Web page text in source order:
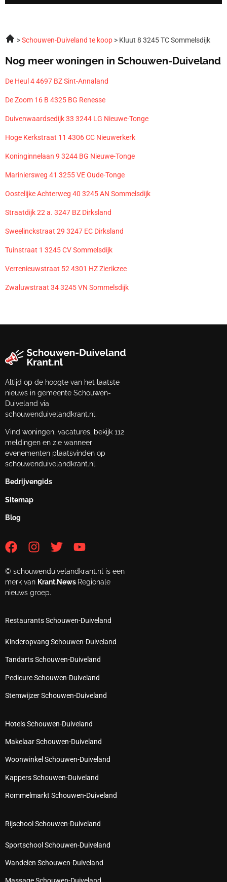
Schouwen-Duiveland te koop Kluut 8 3245 TC Sommelsdijk
Nog meer woningen in Schouwen-Duiveland
De Heul 4 4697 BZ Sint-Annaland
De Zoom 16 B 4325 BG Renesse
Duivenwaardsedijk 33 3244 LG Nieuwe-Tonge
Hoge Kerkstraat 11 4306 CC Nieuwerkerk
Koninginnelaan 9 3244 BG Nieuwe-Tonge
Mariniersweg 41 3255 VE Oude-Tonge
Oostelijke Achterweg 40 3245 AN Sommelsdijk
Straatdijk 22 a. 3247 BZ Dirksland
Sweelinckstraat 29 3247 EC Dirksland
Tuinstraat 1 3245 CV Sommelsdijk
Verrenieuwstraat 52 4301 HZ Zierikzee
Zwaluwstraat 34 3245 VN Sommelsdijk
Altijd op de hoogte van het laatste
nieuws in gemeente Schouwen-
Duiveland via
schouwenduivelandkrant.nl.
Vind woningen, vacatures, bekijk 112
meldingen en zie wanneer
evenementen plaatsvinden op
schouwenduivelandkrant.nl.
Bedrijvengids
Sitemap
Blog
© schouwenduivelandkrant.nl is een
merk van Krant.News Regionale
nieuws groep.
Restaurants Schouwen-Duiveland
Kinderopvang Schouwen-Duiveland
Tandarts Schouwen-Duiveland
Pedicure Schouwen-Duiveland
Stemwijzer Schouwen-Duiveland
Hotels Schouwen-Duiveland
Makelaar Schouwen-Duiveland
Woonwinkel Schouwen-Duiveland
Kappers Schouwen-Duiveland
Rommelmarkt Schouwen-Duiveland
Rijschool Schouwen-Duiveland
Sportschool Schouwen-Duiveland
Wandelen Schouwen-Duiveland